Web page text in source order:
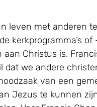
leven met anderen
kerkprogramma’s of
Christus is.
dat we andere
van een
Jezus te kunnen